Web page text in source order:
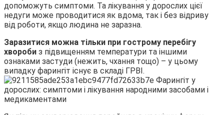
допоможуть симптоми. Та лікування у дорослих цієї
недуги може проводитися як вдома, так і без відриву
від роботи, якщо людина не заразна.
Заразитися можна тільки при гострому перебігу
хвороби з підвищенням температури та іншими
ознаками застуди (нежить, чхання тощо) – у цьому
випадку фарингіт існує в складі ГРВІ.